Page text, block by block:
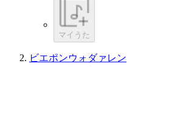
マイうた
ビエポンウォダァレン